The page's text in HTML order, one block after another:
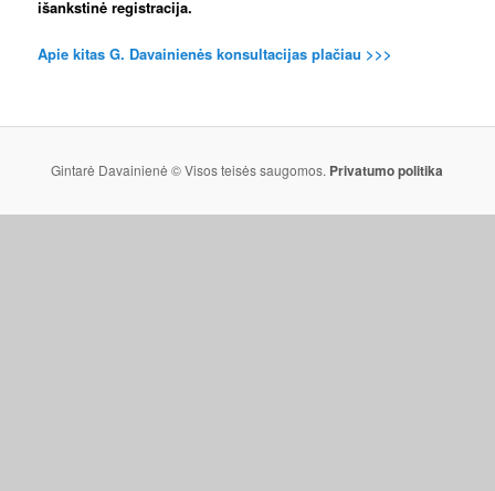
išankstinė registracija.
Apie kitas G. Davainienės konsultacijas plačiau >>>
Gintarė Davainienė © Visos teisės saugomos. Privatumo politika